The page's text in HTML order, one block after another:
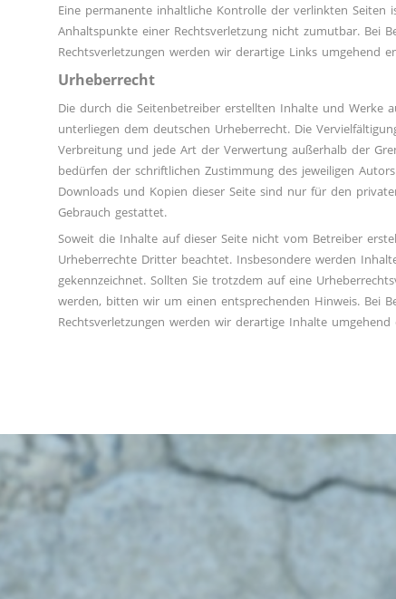
Eine permanente inhaltliche Kontrolle der verlinkten Seiten
Anhaltspunkte einer Rechtsverletzung nicht zumutbar. Bei
Rechtsverletzungen werden wir derartige Links umgehend
Urheberrecht
Die durch die Seitenbetreiber erstellten Inhalte und Werke
unterliegen dem deutschen Urheberrecht. Die
Verbreitung und jede Art der Verwertung außerhalb der
bedürfen der schriftlichen Zustimmung des jeweiligen
Downloads und Kopien dieser Seite sind nur für den
Gebrauch gestattet.
Soweit die Inhalte auf dieser Seite nicht vom Betreiber
Urheberrechte Dritter beachtet. Insbesondere werden
gekennzeichnet. Sollten Sie trotzdem auf eine
werden, bitten wir um einen entsprechenden Hinweis. Bei
Rechtsverletzungen werden wir derartige Inhalte umgehend